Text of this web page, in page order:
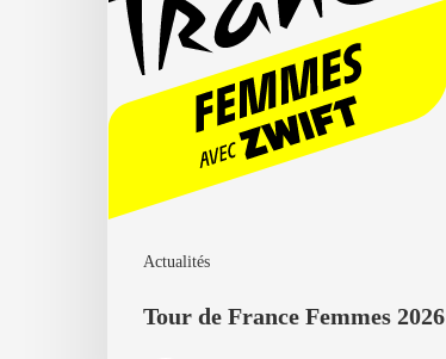
Actualités
Tour de France Femmes 2026